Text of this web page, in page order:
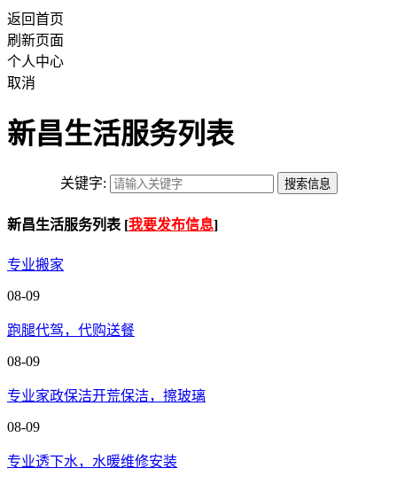
返回首页
刷新页面
个人中心
取消
新昌生活服务列表
关键字:
新昌生活服务列表 [我要发布信息]
专业搬家
08-09
跑腿代驾，代购送餐
08-09
专业家政保洁开荒保洁，擦玻璃
08-09
专业透下水，水暖维修安装